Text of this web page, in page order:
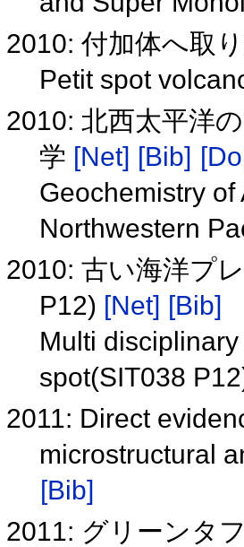
2010: 付加体へ取
Petit spot
2010: 北西太平洋
学 [Net] [Bib]
Geochemistry
Northwestern
2010: 古い海洋プ
P12) [Net] [Bib]
Multi
spot(SIT038
2011: Direct
microstructural
[Bib]
2011: グリーンタ